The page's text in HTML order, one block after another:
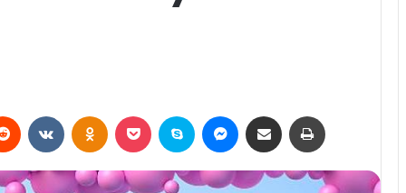
Reddit VKontakteOdnoklassniki
Pocket Skype MessengerE-Posta ile paylaş